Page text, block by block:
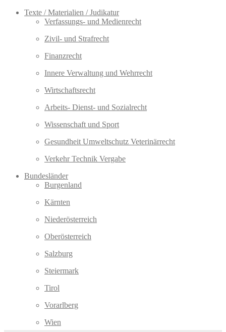
Texte / Materialien / Judikatur
Verfassungs- und Medienrecht
Zivil- und Strafrecht
Finanzrecht
Innere Verwaltung und Wehrrecht
Wirtschaftsrecht
Arbeits- Dienst- und Sozialrecht
Wissenschaft und Sport
Gesundheit Umweltschutz Veterinärrecht
Verkehr Technik Vergabe
Bundesländer
Burgenland
Kärnten
Niederösterreich
Oberösterreich
Salzburg
Steiermark
Tirol
Vorarlberg
Wien